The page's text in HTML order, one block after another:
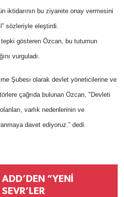
iktidarının bu ziyarete onay vermesini
sözleriyle eleştirdi.
gösteren Özcan, bu tutumun
vurguladı.
Şubesi olarak devlet yöneticilerine ve
çağrıda bulunan Özcan, "Devleti
varlık nedenlerinin ve
davet ediyoruz.” dedi.
ADD’DEN “YENİ
SEVR’LER